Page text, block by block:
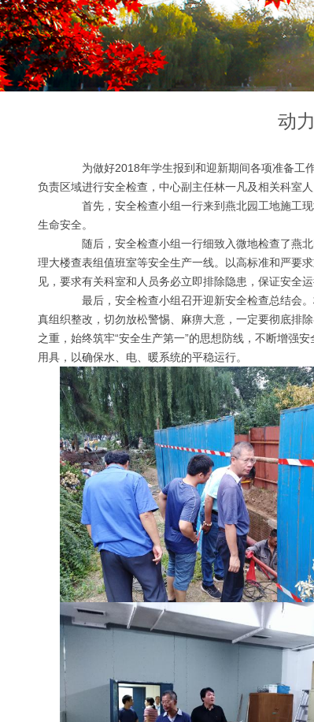
动
为做好2018年学生报到和迎新期间各项准备工作
负责区域进行安全检查，中心副主任林一凡及相关科室人
首先，安全检查小组一行来到燕北园工地施工现
生命安全。
随后，安全检查小组一行细致入微地检查了燕北
理大楼查表组值班室等安全生产一线。以高标准和严要
见，要求有关科室和人员务必立即排除隐患，保证安全运
最后，安全检查小组召开迎新安全检查总结会。
真组织整改，切勿放松警惕、麻痹大意，一定要彻底排
之重，始终筑牢“安全生产第一”的思想防线，不断增强
用具，以确保水、电、暖系统的平稳运行。